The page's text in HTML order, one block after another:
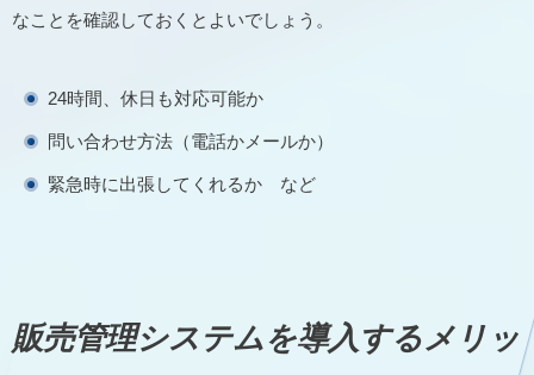
なことを確認しておくとよいでしょう。
24時間、休日も対応可能か
問い合わせ方法（電話かメールか）
緊急時に出張してくれるか など
販売管理システムを導入するメリッ